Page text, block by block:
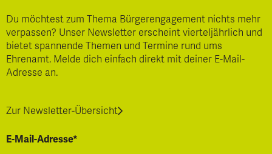
Du möchtest zum Thema Bürgerengagement nichts mehr
verpassen? Unser Newsletter erscheint vierteljährlich und
bietet spannende Themen und Termine rund ums
Ehrenamt. Melde dich einfach direkt mit deiner E-Mail-
Adresse an.
Zur Newsletter-Übersicht
E-Mail-Adresse*